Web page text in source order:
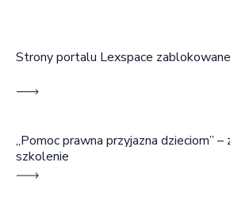
Strony portalu Lexspace zablokowane
„Pomoc prawna przyjazna dzieciom” –
szkolenie